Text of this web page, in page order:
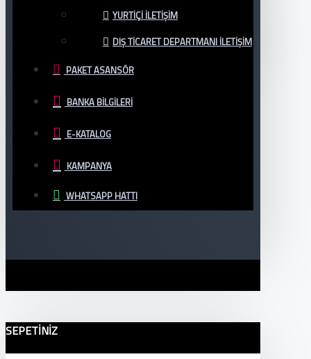
YURTIÇI İLETIŞIM
DIŞ TİCARET DEPARTMANI İLETİŞİM
PAKET ASANSÖR
BANKA BILGILERI
E-KATALOG
KAMPANYA
WHATSAPP HATTI
SEPETINIZ